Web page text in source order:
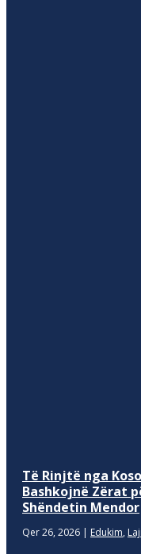
Të Rinjtë nga
Bashkojnë Zërat
Shëndetin Mendor
Qer 26, 2026 | Edukim,